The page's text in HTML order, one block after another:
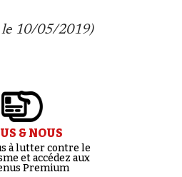
le 10/05/2019)
& NOUS
à lutter contre le
et accédez aux
Premium